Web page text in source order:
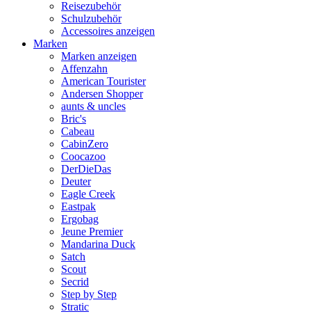
Reisezubehör
Schulzubehör
Accessoires anzeigen
Marken
Marken anzeigen
Affenzahn
American Tourister
Andersen Shopper
aunts & uncles
Bric's
Cabeau
CabinZero
Coocazoo
DerDieDas
Deuter
Eagle Creek
Eastpak
Ergobag
Jeune Premier
Mandarina Duck
Satch
Scout
Secrid
Step by Step
Stratic